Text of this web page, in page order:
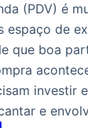
(PDV) é
espaço de
que boa
investir
e